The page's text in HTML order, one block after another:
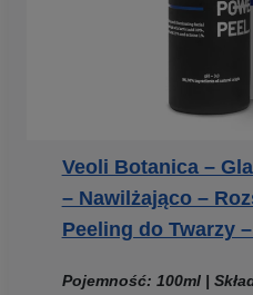
Veoli Botanica –
– Nawilżająco –
Peeling do Twarzy –
Pojemność: 100ml |